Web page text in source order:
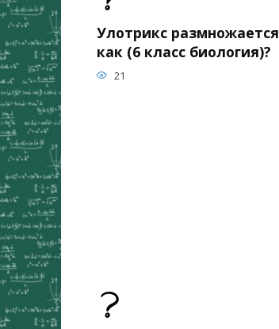
Улотрикс размножается
как (6 класс биология)?
21